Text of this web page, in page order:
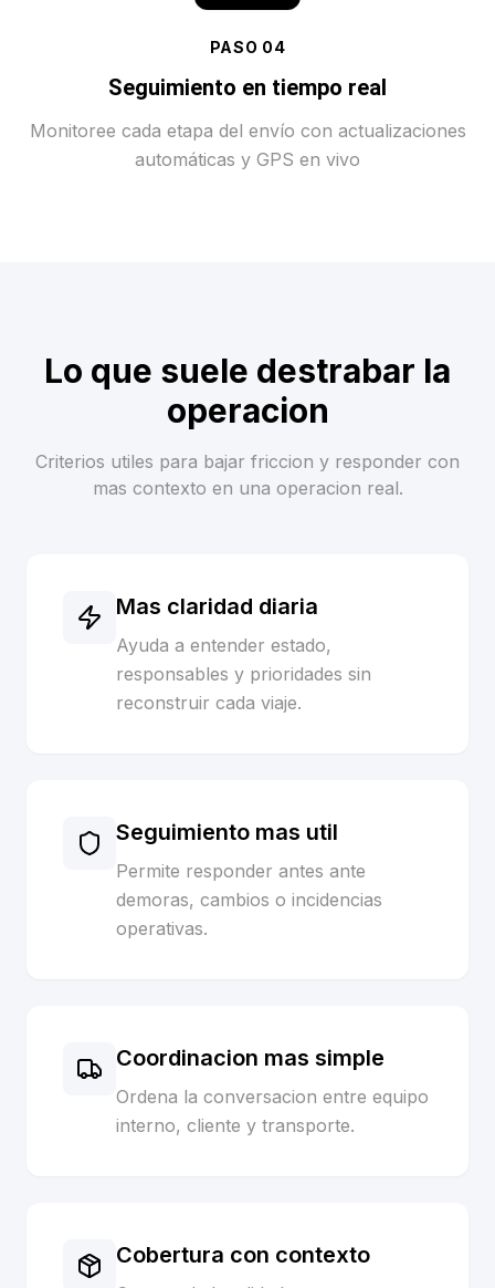
PASO 04
Seguimiento en tiempo real
Monitoree cada etapa del envío con actualizaciones
automáticas y GPS en vivo
Lo que suele destrabar la
operacion
Criterios utiles para bajar friccion y responder con
mas contexto en una operacion real.
Mas claridad diaria
Ayuda a entender estado,
responsables y prioridades sin
reconstruir cada viaje.
Seguimiento mas util
Permite responder antes ante
demoras, cambios o incidencias
operativas.
Coordinacion mas simple
Ordena la conversacion entre equipo
interno, cliente y transporte.
Cobertura con contexto